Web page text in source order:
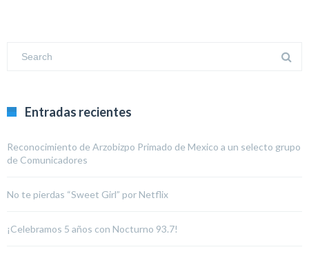
Entradas recientes
Reconocimiento de Arzobizpo Primado de Mexico a un selecto grupo
de Comunicadores
No te pierdas “Sweet Girl” por Netflix
¡Celebramos 5 años con Nocturno 93.7!